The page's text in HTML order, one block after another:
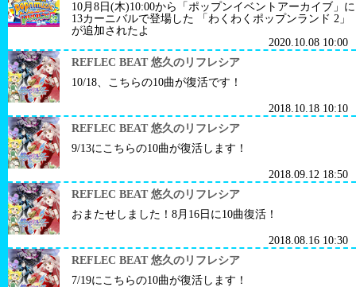
10月8日(木)10:00から「ポップンイベントアーカイブ」に
13カーニバルで登場した 「わくわくポップンランド 2」
が追加されたよ
2020.10.08 10:00
REFLEC BEAT 悠久のリフレシア
10/18、こちらの10曲が復活です！
2018.10.18 10:10
REFLEC BEAT 悠久のリフレシア
9/13にこちらの10曲が復活します！
2018.09.12 18:50
REFLEC BEAT 悠久のリフレシア
おまたせしました！8月16日に10曲復活！
2018.08.16 10:30
REFLEC BEAT 悠久のリフレシア
7/19にこちらの10曲が復活します！